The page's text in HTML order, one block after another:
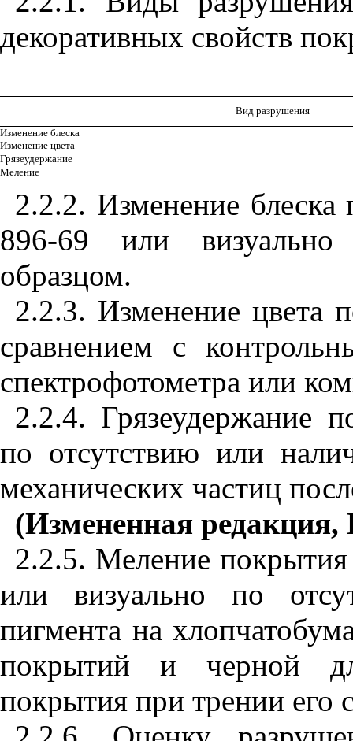
декоративных свойств
Вид разрушения
Изменение блеска
Изменение цвета
Грязеудержание
Меление
2.2.2. Изменение
896-69 или
образцом.
2.2.3. Изменение цвета
сравнением с
спектрофотометра или
2.2.4. Грязеудержание
по отсутствию или
механических частиц
(Измененная
2.2.5. Меление
или визуально по
пигмента на
покрытий и черной
покрытия при трении его